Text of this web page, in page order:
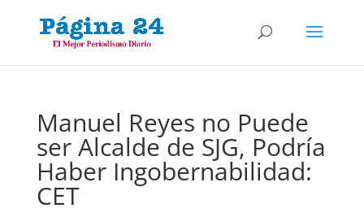
Manuel Reyes no Puede
ser Alcalde de SJG, Podría
Haber Ingobernabilidad:
CET